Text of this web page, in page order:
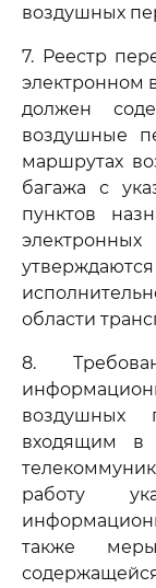
воздушных
7. Реестр
электронном
должен
воздушные
маршрутах
багажа с
пунктов
области
8.
воздушных
входящим в
работу
также